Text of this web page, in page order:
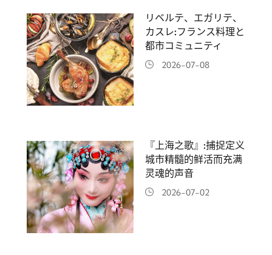
リベルテ、エガリテ、
カスレ:フランス料理と
都市コミュニティ
2026-07-08
『上海之歌』:捕捉定义
城市精髓的鲜活而充满
灵魂的声音
2026-07-02